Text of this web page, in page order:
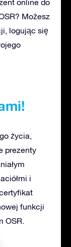
online do
Możesz
logując się
życia,
prezenty
i
funkcji
OSR.